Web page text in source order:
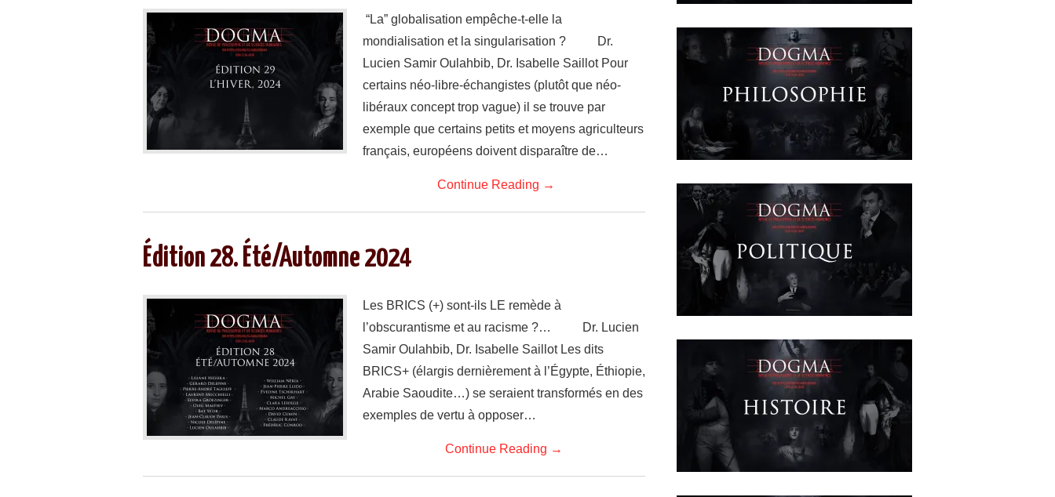
“La” globalisation empêche-t-elle la
mondialisation et la singularisation ? Dr.
Lucien Samir Oulahbib, Dr. Isabelle Saillot Pour
certains néo-libre-échangistes (plutôt que néo-
libéraux concept trop vague) il se trouve par
exemple que certains petits et moyens agriculteurs
français, européens doivent disparaître de…
Continue Reading →
Édition 28. Été/Automne 2024
Les BRICS (+) sont-ils LE remède à
l’obscurantisme et au racisme ?… Dr. Lucien
Samir Oulahbib, Dr. Isabelle Saillot Les dits
BRICS+ (élargis dernièrement à l’Égypte, Éthiopie,
Arabie Saoudite…) se seraient transformés en des
exemples de vertu à opposer…
Continue Reading →